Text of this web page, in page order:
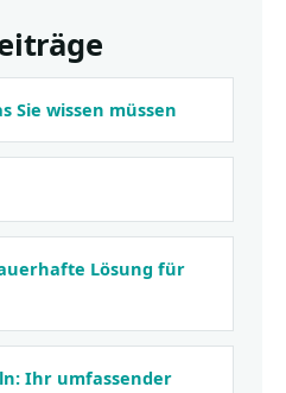
Sie wissen müssen
Lösung für
Ihr umfassender